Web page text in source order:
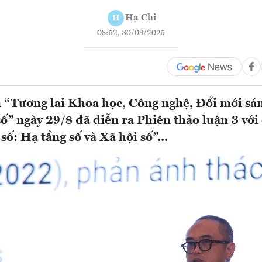
H Hạ Chi
08:52, 30/08/2025
lai Khoa học, Công nghệ, Đổi mới
ngày 29/8 đã diễn ra Phiên thảo luận 3 với
Hạ tầng số và Xã hội số”...